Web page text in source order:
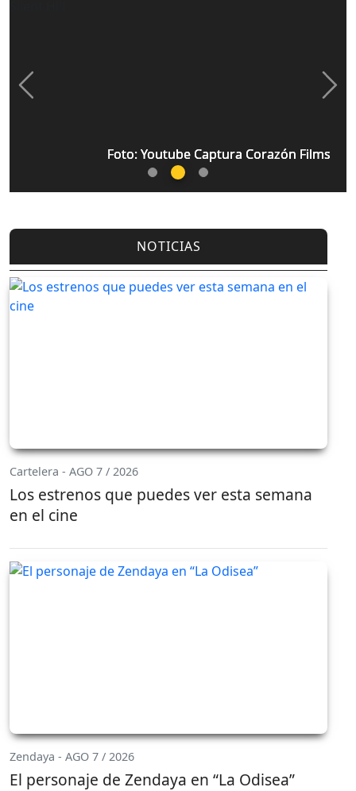
Foto: Youtube Captura Corazón Films
Foto: Youtube Captura Corazón Films
Foto: Youtube Captura Corazón Films
Previous Next
NOTICIAS
Cartelera - AGO 7 / 2026
Los estrenos que puedes ver esta semana
en el cine
Zendaya - AGO 7 / 2026
El personaje de Zendaya en “La Odisea”